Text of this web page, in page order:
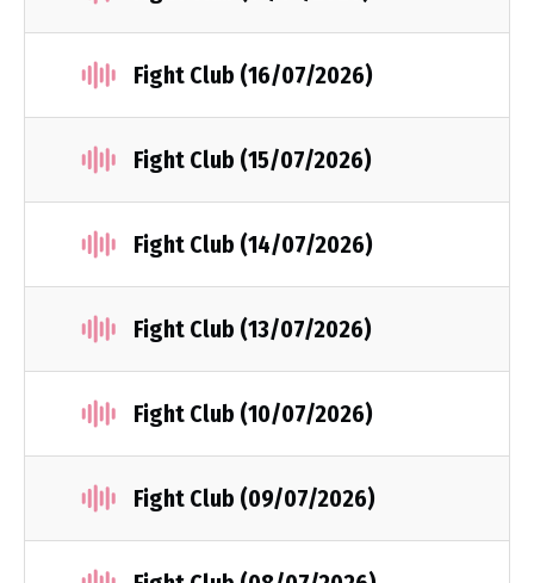
Fight Club (16/07/2026)
Fight Club (15/07/2026)
Fight Club (14/07/2026)
Fight Club (13/07/2026)
Fight Club (10/07/2026)
Fight Club (09/07/2026)